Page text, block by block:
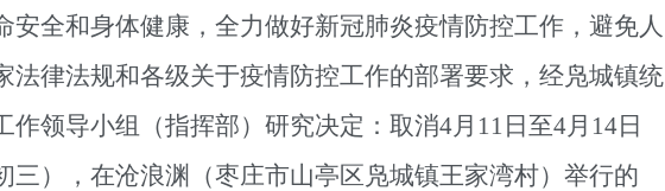
安全和身体健康，全力做好新冠肺炎疫情防控工作，避免人
法律法规和各级关于疫情防控工作的部署要求，经凫城镇统
作领导小组（指挥部）研究决定：取消4月11日至4月14日
三），在沧浪渊（枣庄市山亭区凫城镇王家湾村）举行的